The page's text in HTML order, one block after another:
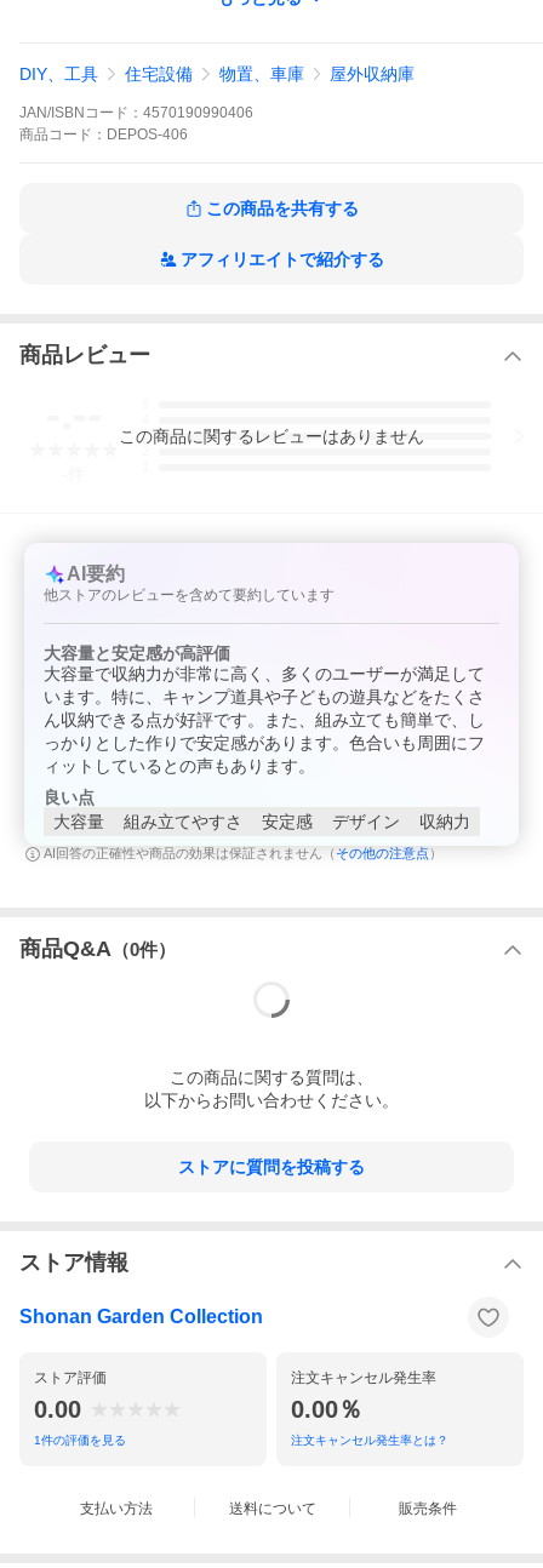
■耐荷重
・収納部耐荷重：約 75kg
・輸入商品特有の製造上のキズや塗装剥がれ等、またパッケージ
へのダメージが見受けられる場合がございます。予めご了承くだ
※収納庫・物置に関しましては、完全防水仕様ではございませ
す。ご注文のタイミングにより在庫欠品中の場合がございます。
在庫欠品時は次回入荷予定日を確認の上、ご連絡させていただき
ます。その上でお待ちいただく、もしくはキャンセルのどちらか
をご選択下さいませ。
DIY、工具 住宅設備 物置、車庫 屋外収納庫
JAN/ISBNコード： 4570190990406
商品 コード： DEPOS-406
この商品を共有する
アフィリエイトで紹介する
商品レビュー
3
この商品に関するレビューはありません
AI要約
他ストアのレビューを含めて要約しています
大容量と安定感が高評価
大容量で収納力が非常に高く、多くのユーザーが満足して
います。特に、キャンプ道具や子どもの遊具などをたくさ
ん収納できる点が好評です。また、組み立ても簡単で、し
っかりとした作りで安定感があります。色合いも周囲にフ
ィットしているとの声もあります。
良い点
大容量
組み立てやすさ 安定感 デザイン 収納力
AI回答の正確性や商品の効果は保証されません（ その他の注意点 ）
商品Q&A （0件）
この商品に関する質問は、
以下からお問い合わせください。
ストアに質問を投稿する
ストア情報
Shonan Garden Collection
ストア評価
0.00
1件の評価を見る
注文キャンセル発生率
0.00％
注文キャンセル発生率とは？
支払い方法 送料について 販売条件